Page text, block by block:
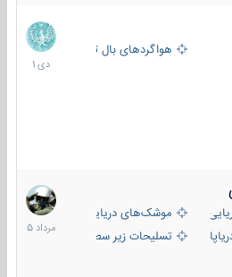
هواگردهای بال ثابت
12
دی
1401
موشک‌های دریایی
تسلیحات زیر سطحی
2
مرداد
1405